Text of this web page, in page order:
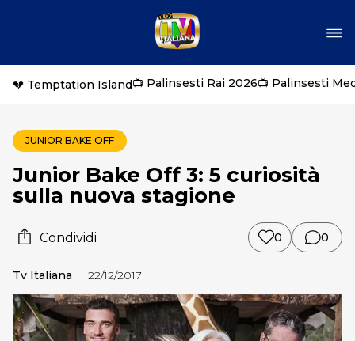
💔 Temptation Island📺 Palinsesti Rai 2026📺 Palinsesti
JUNIOR BAKE OFF
Junior Bake Off 3: 5 curiosità
sulla nuova stagione
Condividi 0 0
Tv Italiana 22/12/2017